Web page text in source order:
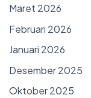
Maret 2026
Februari 2026
Januari 2026
Desember 2025
Oktober 2025